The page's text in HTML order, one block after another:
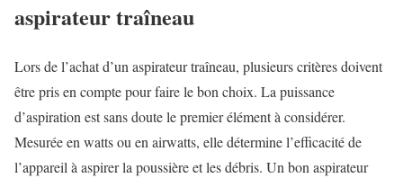
aspirateur traîneau
Lors de l’achat d’un aspirateur traîneau, plusieurs critères doivent
être pris en compte pour faire le bon choix. La puissance
d’aspiration est sans doute le premier élément à considérer.
Mesurée en watts ou en airwatts, elle détermine l’efficacité de
l’appareil à aspirer la poussière et les débris. Un bon aspirateur